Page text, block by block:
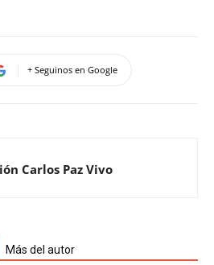
+ Seguinos en Google
Carlos Paz Vivo
Más del autor